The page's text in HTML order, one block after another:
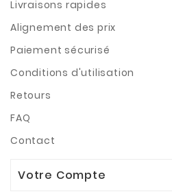
Livraisons rapides
Alignement des prix
Paiement sécurisé
Conditions d'utilisation
Retours
FAQ
Contact
Votre Compte